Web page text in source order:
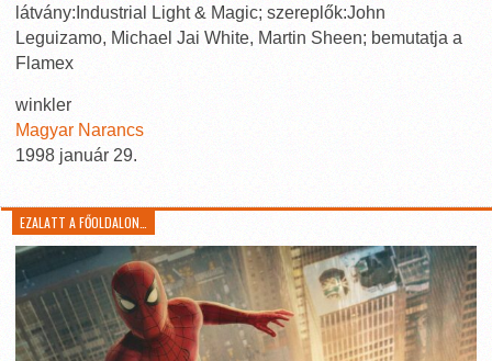
látvány:Industrial Light & Magic; szereplők:John
Leguizamo, Michael Jai White, Martin Sheen; bemutatja a
Flamex
winkler
Magyar Narancs
1998 január 29.
EZALATT A FŐOLDALON…